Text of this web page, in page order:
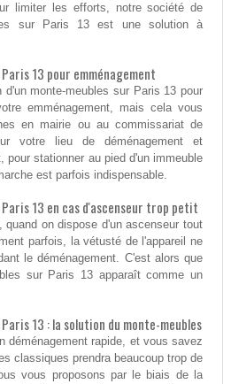
limiter les efforts, notre société de
sur Paris 13 est une solution à
13 pour emménagement
monte-meubles sur Paris 13 pour
emménagement, mais cela vous
en mairie ou au commissariat de
votre lieu de déménagement et
pour stationner au pied d'un immeuble
est parfois indispensable.
13 en cas d'ascenseur trop petit
quand on dispose d'un ascenseur tout
parfois, la vétusté de l'appareil ne
le déménagement. C'est alors que
sur Paris 13 apparaît comme un
13 : la solution du monte-meubles
déménagement rapide, et vous savez
classiques prendra beaucoup trop de
vous proposons par le biais de la